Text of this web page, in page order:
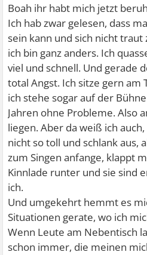
Boah ihr habt mich jetzt
Ich hab zwar gelesen, dass
sein kann und sich nicht
ich bin ganz anders. Ich
viel und schnell. Und gerade
total Angst. Ich sitze gern am
ich stehe sogar auf der
Jahren ohne Probleme. Also
liegen. Aber da weiß ich
nicht so toll und schlank aus,
zum Singen anfange, klappt
Kinnlade runter und sie sind
ich.
Und umgekehrt hemmt es
Situationen gerate, wo ich
Wenn Leute am Nebentisch
schon immer, die meinen